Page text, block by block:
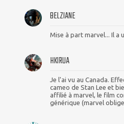
BELZIANE
Mise à part marvel... Il a
HKIRUA
Je l'ai vu au Canada.
cameo de Stan Lee et
affilié à marvel, le film
générique (marvel